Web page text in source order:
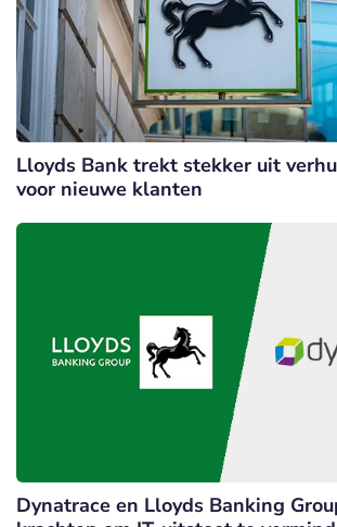
Lloyds Bank trekt stekker uit
voor nieuwe klanten
Dynatrace en Lloyds Banking